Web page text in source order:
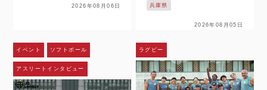
技大会へ向け、女子日本代
（ドイツ・ベルリン）が同
2026年08月06日
ーグ（以下、日本リー
グ）” の2つ実業団リーグ
グで2026年度に在籍する
選手のうち、JDリーグ及
び日本リーグでの在籍年数
が高校卒…
兵庫県
2026年08月05日
イベント ソフトボール
アスリートインタビュー
ラグビー